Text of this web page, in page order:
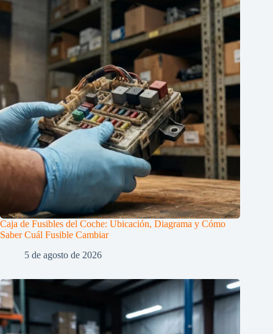
Caja de Fusibles del Coche: Ubicación, Diagrama y Cómo
Saber Cuál Fusible Cambiar
5 de agosto de 2026